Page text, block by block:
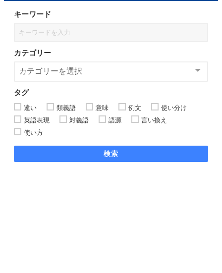
キーワード
カテゴリー
タグ
違い 類義語 意味 例文
使い分け
英語表現
対義語 語源
言い換え
使い方
検索